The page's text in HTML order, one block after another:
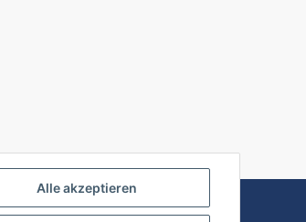
Alle akzeptieren